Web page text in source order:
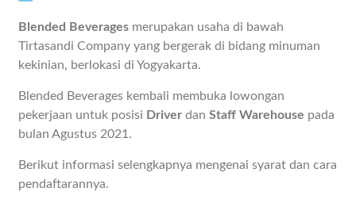
Blended Beverages merupakan usaha di bawah
Tirtasandi Company yang bergerak di bidang minuman
kekinian, berlokasi di Yogyakarta.
Blended Beverages kembali membuka lowongan
pekerjaan untuk posisi DriverdanStaff Warehouse pada
bulan Agustus 2021.
Berikut informasi selengkapnya mengenai syarat dan cara
pendaftarannya.